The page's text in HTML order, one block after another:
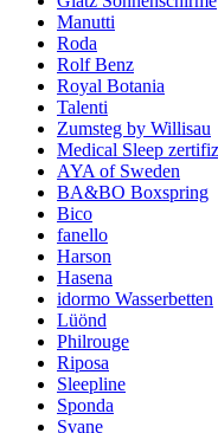
Manutti
Roda
Rolf Benz
Royal Botania
Talenti
Zumsteg by Willisau
Medical Sleep
AYA of Sweden
BA&BO Boxspring
Bico
fanello
Harson
Hasena
idormo Wasserbetten
Lüönd
Philrouge
Riposa
Sleepline
Sponda
Svane